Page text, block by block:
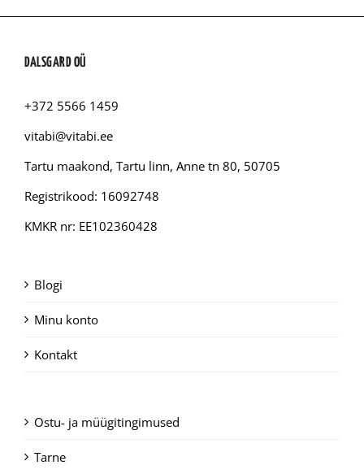
DALSGARD OÜ
+372 5566 1459
vitabi@vitabi.ee
Tartu maakond, Tartu linn, Anne tn 80, 50705
Registrikood: 16092748
KMKR nr: EE102360428
Blogi
Minu konto
Kontakt
Ostu- ja müügitingimused
Tarne